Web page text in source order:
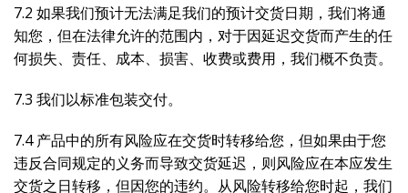
7.2 如果我们预计无法满足我们的预计交货日期，我们将通
知您，但在法律允许的范围内，对于因延迟交货而产生的任
何损失、责任、成本、损害、收费或费用，我们概不负责。
7.3 我们以标准包装交付。
7.4 产品中的所有风险应在交货时转移给您，但如果由于您
违反合同规定的义务而导致交货延迟，则风险应在本应发生
交货之日转移，但因您的违约。从风险转移给您时起，我们